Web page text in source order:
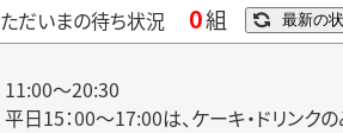
ただいまの待ち状況 0組 最新の
11:00～20:30
平日15：00～17:00は、ケーキ・ドリンク